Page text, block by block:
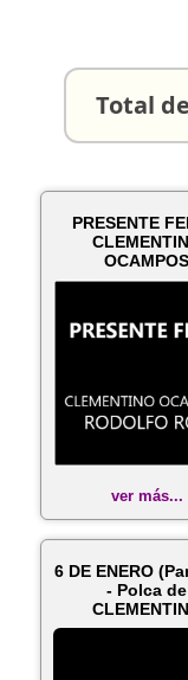
Total de
PRESENTE
OCAMPOS
ver más...
6 DE ENERO
- Polca de
OCAMPOS